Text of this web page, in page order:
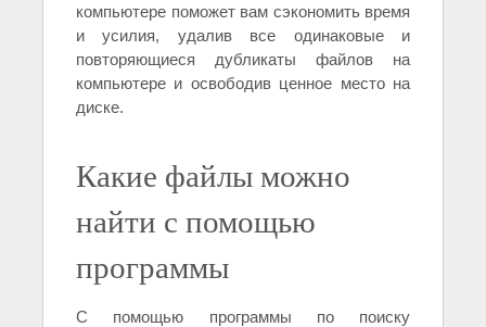
компьютере поможет вам сэкономить время
и усилия, удалив все одинаковые и
повторяющиеся дубликаты файлов на
компьютере и освободив ценное место на
диске.
Какие файлы можно
найти с помощью
программы
С помощью программы по поиску